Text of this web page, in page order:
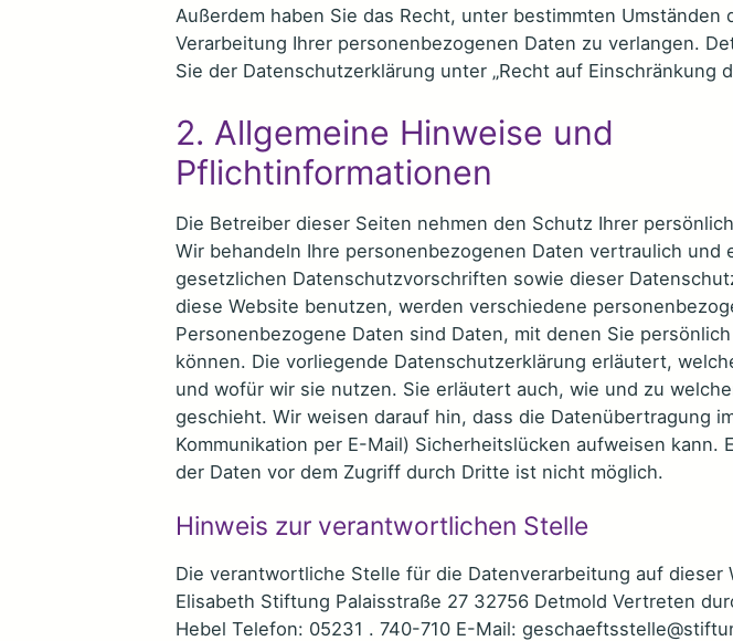
Außerdem haben Sie das Recht, unter bestimmten Umständen
Verarbeitung Ihrer personenbezogenen Daten zu verlangen.
Sie der Datenschutzerklärung unter „Recht auf Einschränkung
2. Allgemeine Hinweise und
Pflichtinformationen
Die Betreiber dieser Seiten nehmen den Schutz Ihrer
Wir behandeln Ihre personenbezogenen Daten vertraulich und
gesetzlichen Datenschutzvorschriften sowie dieser
diese Website benutzen, werden verschiedene
Personenbezogene Daten sind Daten, mit denen Sie
können. Die vorliegende Datenschutzerklärung erläutert,
und wofür wir sie nutzen. Sie erläutert auch, wie und zu
geschieht. Wir weisen darauf hin, dass die Datenübertragung
Kommunikation per E-Mail) Sicherheitslücken aufweisen kann.
der Daten vor dem Zugriff durch Dritte ist nicht möglich.
Hinweis zur verantwortlichen Stelle
Die verantwortliche Stelle für die Datenverarbeitung auf dieser
Elisabeth Stiftung Palaisstraße 27 32756 Detmold Vertreten
Hebel Telefon: 05231 . 740-710 E-Mail: